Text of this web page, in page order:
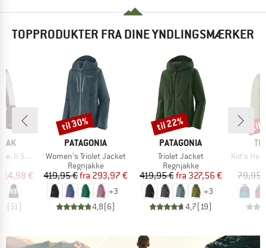
TOPPRODUKTER FRA DINE YNDLINGSMÆRKER
Jacket
pris
€
( 51)
MÆRKE
PATAGONIA
Artikel
Women's Triolet Jacket
Produktgruppe
Regnjakke
Pris
419,95 € Nedsat pris
fra 293,97 €
+3
4,8(6)
Rabat
til 30%
MÆRKE
PATAGONIA
Artikel
Triolet Jacket
Produktgruppe
Regnjakke
Pris
419,95 € Nedsat pris
fra 327,56 €
+3
4,7( 19)
Rabat
til 22%
Artikel
Kid's
79,95
til